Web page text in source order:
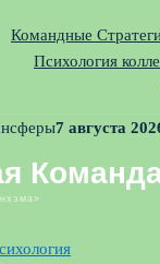
Командные
Психология
7 августа